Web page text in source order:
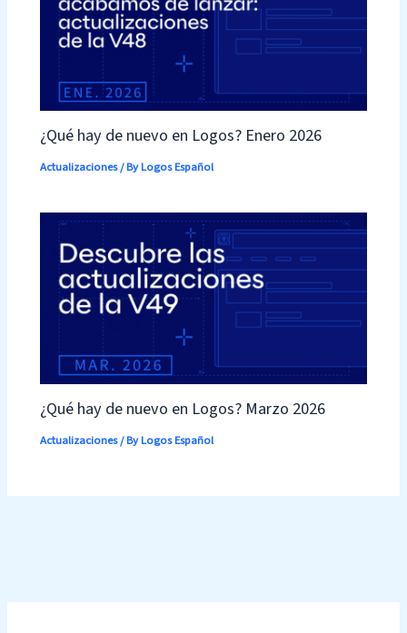
¿Qué hay de nuevo en Logos? Enero 2026
Actualizaciones/ ByLogos Español
¿Qué hay de nuevo en Logos? Marzo 2026
Actualizaciones/ ByLogos Español